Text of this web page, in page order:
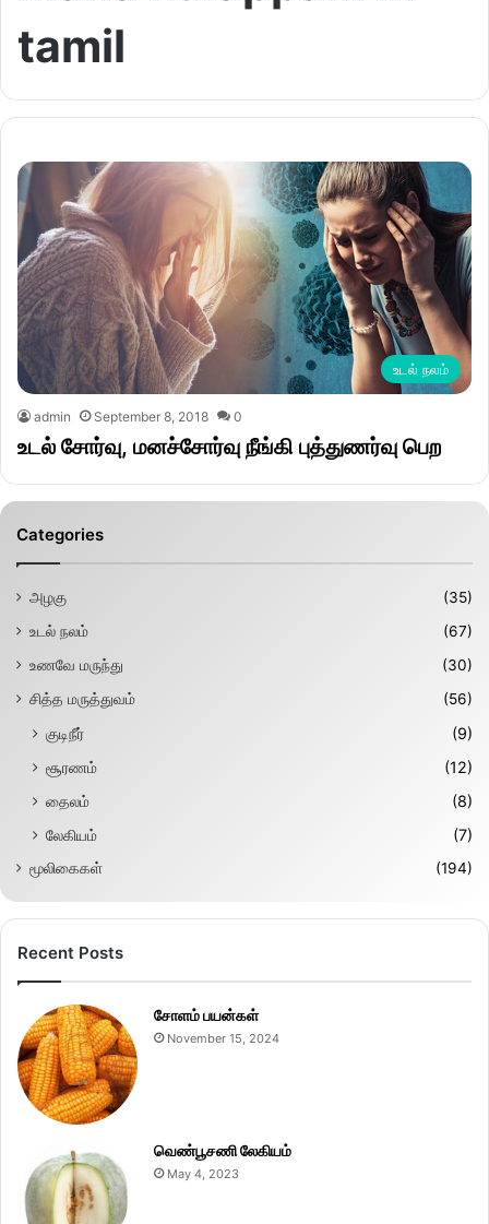
tamil
உடல் நலம்
admin September 8, 2018 0
உடல் சோர்வு, மனச்சோர்வு நீங்கி புத்துணர்வு பெற
Categories
அழகு
(35)
உடல் நலம்
(67)
உணவே மருந்து
(30)
சித்த மருத்துவம்
(56)
குடிநீர்
(9)
சூரணம்
(12)
தைலம்
(8)
லேகியம்
(7)
மூலிகைகள் (194)
Recent Posts
சோளம் பயன்கள்
November 15, 2024
வெண்பூசணி லேகியம்
May 4, 2023